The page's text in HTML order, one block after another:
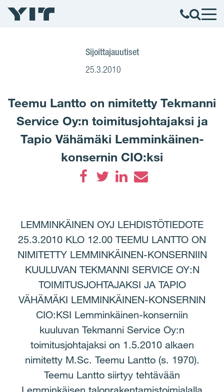
Sijoittajauutiset
25.3.2010
Teemu Lantto on nimitetty Tekmanni
Service Oy:n toimitusjohtajaksi ja
Tapio Vähämäki Lemminkäinen-
konsernin CIO:ksi
LEMMINKÄINEN OYJ LEHDISTÖTIEDOTE
25.3.2010 KLO 12.00 TEEMU LANTTO ON
NIMITETTY LEMMINKÄINEN-KONSERNIIN
KUULUVAN TEKMANNI SERVICE OY:N
TOIMITUSJOHTAJAKSI JA TAPIO
VÄHÄMÄKI LEMMINKÄINEN-KONSERNIN
CIO:KSI Lemminkäinen-konserniin
kuuluvan Tekmanni Service Oy:n
toimitusjohtajaksi on 1.5.2010 alkaen
nimitetty M.Sc. Teemu Lantto (s. 1970).
Teemu Lantto siirtyy tehtävään